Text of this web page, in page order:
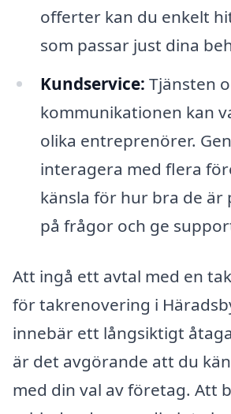
offerter kan du enkelt
som passar just dina
Kundservice: Tjänsten
kommunikationen kan
olika entreprenörer.
interagera med flera
känsla för hur bra de är
på frågor och ge
Att ingå ett avtal med en
för takrenovering i
innebär ett långsiktigt
är det avgörande att du
med din val av företag. Att